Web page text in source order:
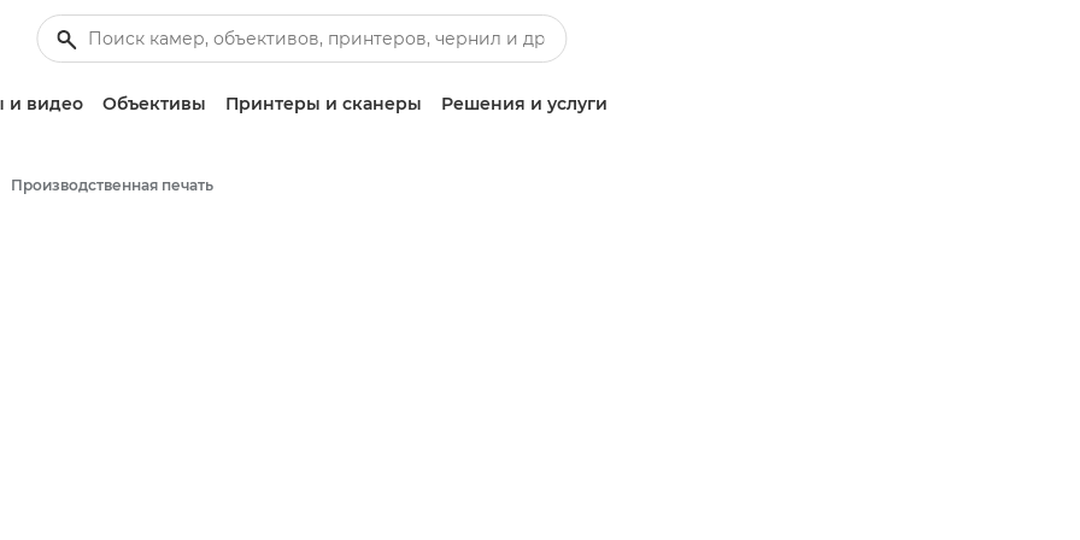
и видео Объективы Принтеры и сканеры Решения и услуги
Производственная печать